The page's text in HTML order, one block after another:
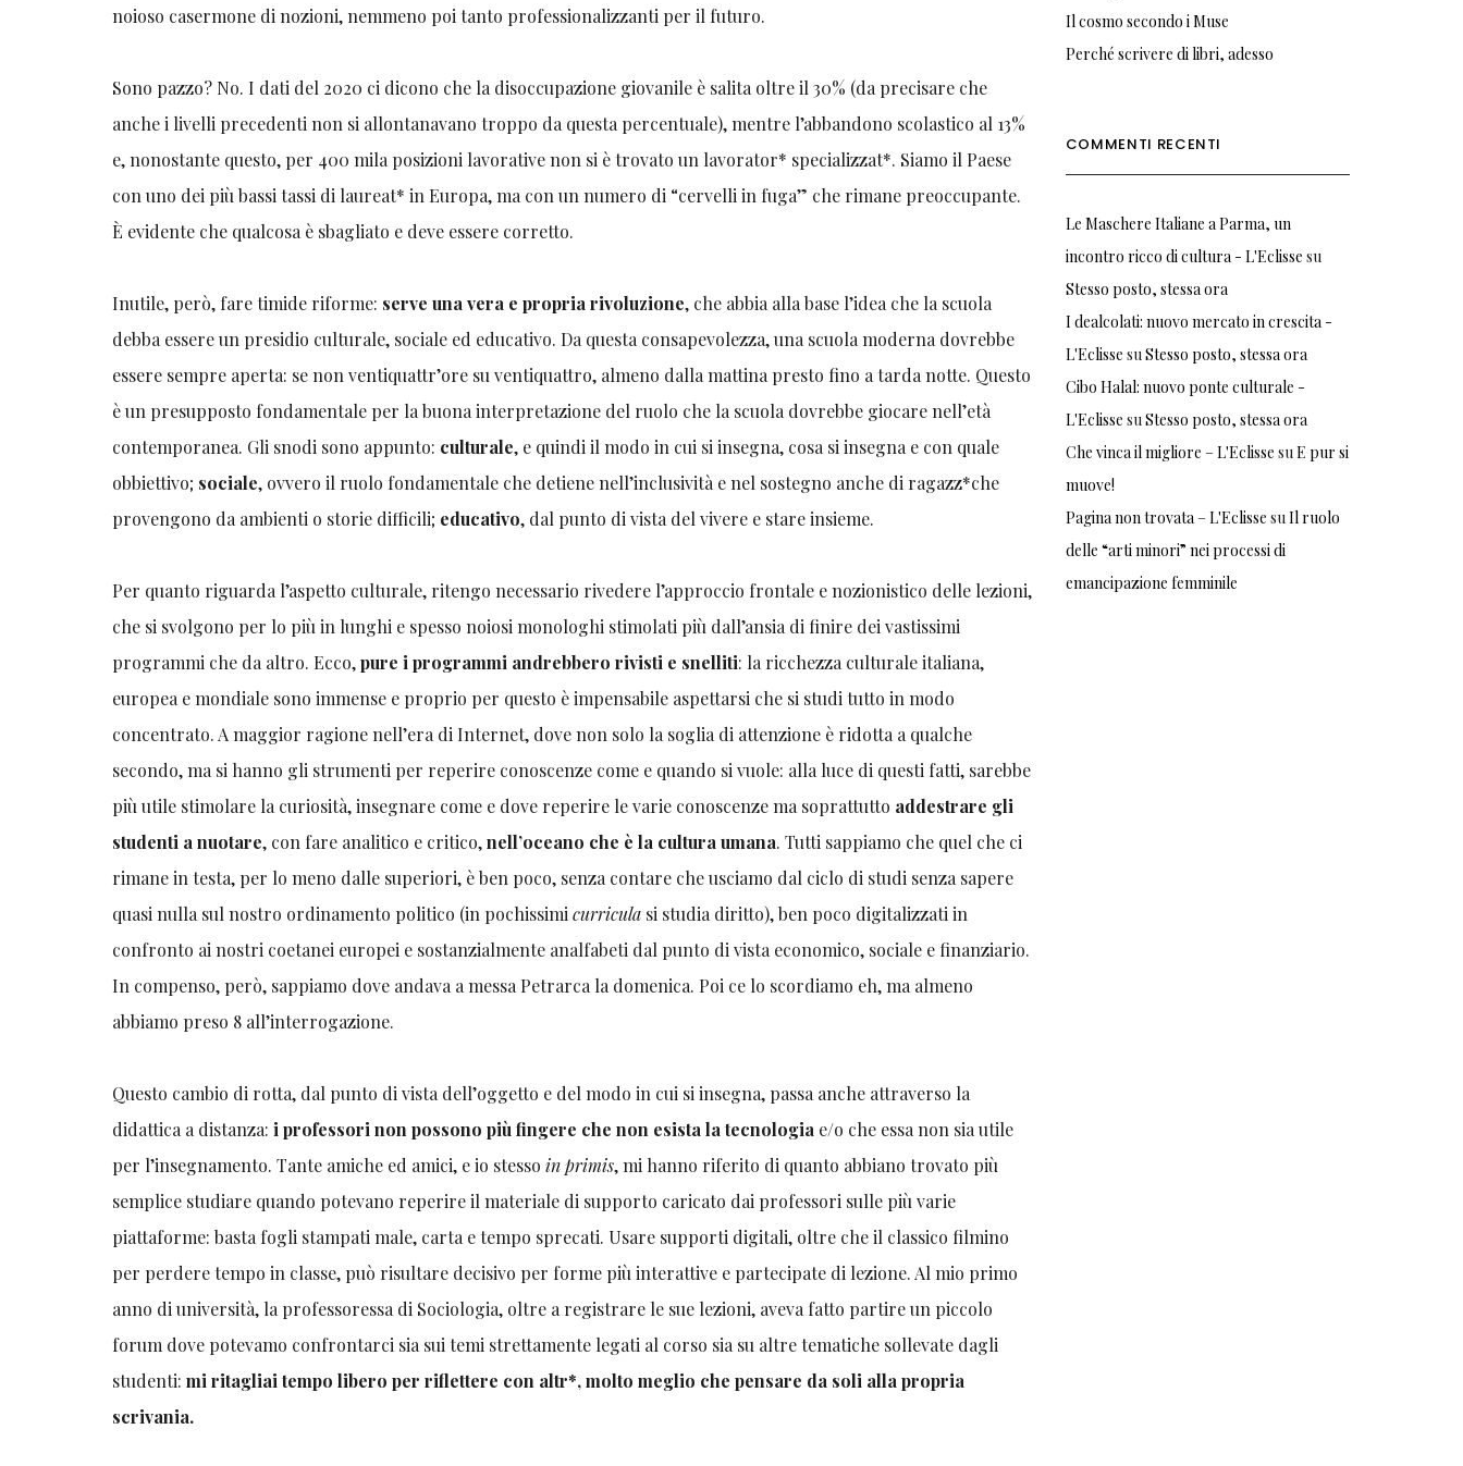
noioso casermone di nozioni, nemmeno poi tanto professionalizzanti per il futuro.
Sono pazzo? No. I dati del 2020 ci dicono che la disoccupazione giovanile è salita oltre il 30% (da precisare che
anche i livelli precedenti non si allontanavano troppo da questa percentuale), mentre l’abbandono scolastico al 13%
e, nonostante questo, per 400 mila posizioni lavorative non si è trovato un lavorator* specializzat*. Siamo il Paese
con uno dei più bassi tassi di laureat* in Europa, ma con un numero di “cervelli in fuga” che rimane preoccupante.
È evidente che qualcosa è sbagliato e deve essere corretto.
Inutile, però, fare timide riforme: serve una vera e propria rivoluzione, che abbia alla base l’idea che la scuola
debba essere un presidio culturale, sociale ed educativo. Da questa consapevolezza, una scuola moderna dovrebbe
essere sempre aperta: se non ventiquattr’ore su ventiquattro, almeno dalla mattina presto fino a tarda notte. Questo
è un presupposto fondamentale per la buona interpretazione del ruolo che la scuola dovrebbe giocare nell’età
contemporanea. Gli snodi sono appunto: culturale, e quindi il modo in cui si insegna, cosa si insegna e con quale
obbiettivo; sociale, ovvero il ruolo fondamentale che detiene nell’inclusività e nel sostegno anche di ragazz*che
provengono da ambienti o storie difficili; educativo, dal punto di vista del vivere e stare insieme.
Per quanto riguarda l’aspetto culturale, ritengo necessario rivedere l’approccio frontale e nozionistico delle lezioni,
che si svolgono per lo più in lunghi e spesso noiosi monologhi stimolati più dall’ansia di finire dei vastissimi
programmi che da altro. Ecco,pure i programmi andrebbero rivisti e snelliti: la ricchezza culturale italiana,
europea e mondiale sono immense e proprio per questo è impensabile aspettarsi che si studi tutto in modo
concentrato. A maggior ragione nell’era di Internet, dove non solo la soglia di attenzione è ridotta a qualche
secondo, ma si hanno gli strumenti per reperire conoscenze come e quando si vuole: alla luce di questi fatti, sarebbe
più utile stimolare la curiosità, insegnare come e dove reperire le varie conoscenze ma soprattutto addestrare gli
studenti a nuotare, con fare analitico e critico,nell’oceano che è la cultura umana. Tutti sappiamo che quel che ci
rimane in testa, per lo meno dalle superiori, è ben poco, senza contare che usciamo dal ciclo di studi senza sapere
quasi nulla sul nostro ordinamento politico (in pochissimicurricula si studia diritto), ben poco digitalizzati in
confronto ai nostri coetanei europei e sostanzialmente analfabeti dal punto di vista economico, sociale e finanziario.
In compenso, però, sappiamo dove andava a messa Petrarca la domenica. Poi ce lo scordiamo eh, ma almeno
abbiamo preso 8 all’interrogazione.
Questo cambio di rotta, dal punto di vista dell’oggetto e del modo in cui si insegna, passa anche attraverso la
didattica a distanza:i professori non possono più fingere che non esista la tecnologia e/o che essa non sia utile
per l’insegnamento. Tante amiche ed amici, e io stessoin primis, mi hanno riferito di quanto abbiano trovato più
semplice studiare quando potevano reperire il materiale di supporto caricato dai professori sulle più varie
piattaforme: basta fogli stampati male, carta e tempo sprecati. Usare supporti digitali, oltre che il classico filmino
per perdere tempo in classe, può risultare decisivo per forme più interattive e partecipate di lezione. Al mio primo
anno di università, la professoressa di Sociologia, oltre a registrare le sue lezioni, aveva fatto partire un piccolo
forum dove potevamo confrontarci sia sui temi strettamente legati al corso sia su altre tematiche sollevate dagli
studenti:mi ritagliai tempo libero per riflettere con altr*, molto meglio che pensare da soli alla propria
scrivania.
Il cosmo secondo i Muse
Perché scrivere di libri, adesso
COMMENTI RECENTI
Le Maschere Italiane a Parma, un
incontro ricco di cultura - L'Eclisse su
Stesso posto, stessa ora
I dealcolati: nuovo mercato in crescita -
L'Eclisse suStesso posto, stessa ora
Cibo Halal: nuovo ponte culturale -
L'Eclisse suStesso posto, stessa ora
Che vinca il migliore – L'Eclisse suE pur si
muove!
Pagina non trovata – L'Eclisse suIl ruolo
delle “arti minori” nei processi di
emancipazione femminile